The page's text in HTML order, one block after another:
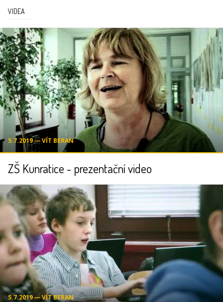
VIDEA
5.7.2019 ― VÍT BERAN
ZŠ Kunratice - prezentační video
5.7.2019 ― VÍT BERAN